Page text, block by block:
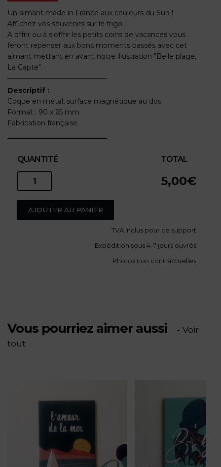
Un aimant made in France aux couleurs du Sud !
Affichez vos souvenirs sur le frigo.
A offrir ou à s'offrir les petits coins de vacances vous
feront repenser aux bons moments passés avec cet
aimant mettant en avant notre illustration "Belle plage,
La Capte".
Descriptif :
Coque en métal, surface magnétique au dos
Format : 90 x 65 mm
Fabrication française
QUANTITÉ
quantité
Capte »
TOTAL
5,00€
AJOUTER AU PANIER
TVA inclus pour ce support
Expédition sous 4-7 jours ouvrés
Photos non contractuelles
Vous pourriez aimer aussi
- Voir
tout